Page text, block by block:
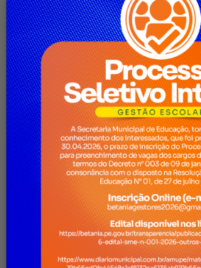
A Prefeitura de
Secretaria de
contabiliza 843
sendo:03 casos
domiciliar;1
óbitos;817 casos
casos descartados.
Leia mais...
por Ascom, publicado
modificação em 15/03/